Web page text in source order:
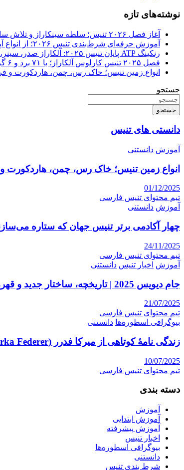
نوشته‌های تازه
آغاز فصل ۲۰۲۶ تنیس؛ سلطه سینکاراز و تلاش سابالنکا برای تاریخ‌سازی
آموزش حرفه‌ای شرط‌بندی تنیس ۲۰۲۶؛ از انواع آپشن‌ها تا استراتژی‌های سودآور
رنکینگ ATP پایان تنیس ۲۰۲۵: آلکاراز صدر، سینر، جوکوویچ در
فصل ۲۰۲۵ تنیس کارلوس آلکاراز؛ با ۷۱ برد و ۶ گرنداسلم
انواع زمین تنیس؛ خاک رس، چمن، هاردکورت و
جستجو
جستجو
دانستی های تنیس
آموزش دانستنی
انواع زمین تنیس؛ خاک رس، چمن،
01/12/2025
تیم محتوای تنیس فارسی
آموزش دانستنی
چهار آکادمی برتر تنیس جهان که ستاره
24/11/2025
تیم محتوای تنیس فارسی
آموزش اخبار تنیس دانستنی
جام دیویس 2025 | تاریخچه، ساختار جدید و قهرمانان
21/07/2025
تیم محتوای تنیس فارسی
بیوگرافی اسطوره‌ها دانستنی
زندگی نامۀ کوتاهی از میرکا فدرر (Mirka Federer)
10/07/2025
تیم محتوای تنیس فارسی
دسته بندی
آموزش
آموزش ابتدایی
آموزش پیشرفته
اخبار تنیس
بیوگرافی اسطوره‌ها
دانستنی
شرط بندی تنیس